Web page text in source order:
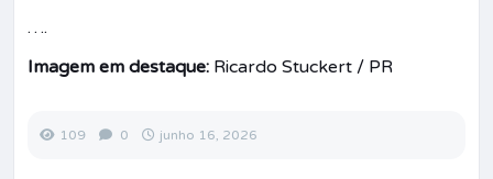
….
Imagem em destaque:Ricardo Stuckert / PR
109 0 junho 16, 2026